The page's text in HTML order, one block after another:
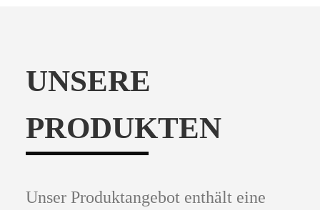
UNSERE
PRODUKTEN
Unser Produktangebot enthält eine